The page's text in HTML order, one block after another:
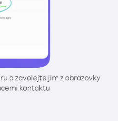
a zavolejte jim z obrazovky
kontaktu